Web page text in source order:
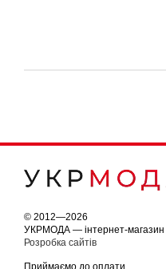
© 2012—2026
УКРМОДА — інтернет-магазин
Розробка сайтів